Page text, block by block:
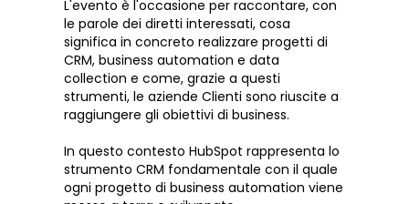
L'evento è l'occasione per raccontare, con
le parole dei diretti interessati, cosa
significa in concreto realizzare progetti di
CRM, business automation e data
collection e come, grazie a questi
strumenti, le aziende Clienti sono riuscite a
raggiungere gli obiettivi di business.
In questo contesto HubSpot rappresenta lo
strumento CRM fondamentale con il quale
ogni progetto di business automation viene